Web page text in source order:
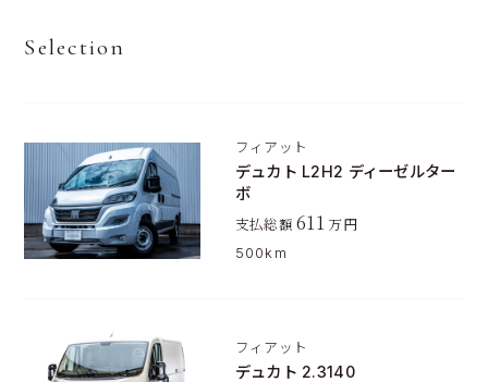
Selection
フィアット
デュカト L2H2 ディーゼルター
ボ
支払総額611 万円
500km
フィアット
デュカト 2.3140